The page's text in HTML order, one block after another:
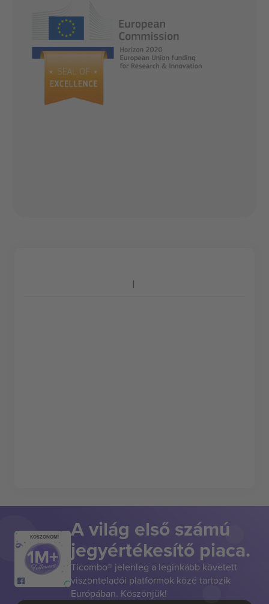
KÖSZÖNÖM! A világ első számú
jegyértékesítő piaca.
Ticombo® jelenleg a leginkább követett
viszonteladói platformok közé tartozik
Európában. Köszönjük!